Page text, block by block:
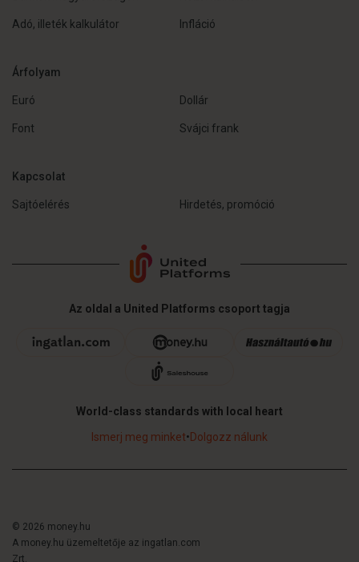
Adó, illeték kalkulátor Infláció
Árfolyam
Euró Dollár
Font Svájci frank
Kapcsolat
Sajtóelérés Hirdetés, promóció
Az oldal a United Platforms csoport tagja
World-class standards with local heart
Ismerj meg minket•Dolgozz nálunk
© 2026 money.hu
A money.hu üzemeltetője az ingatlan.com
Zrt.